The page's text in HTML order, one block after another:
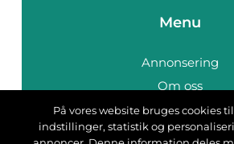
Menu
Annonsering
Om oss
Cookies
Kontakta oss
På vores website bruges cookies
indstillinger, statistik og